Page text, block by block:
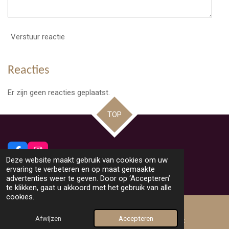
Deze website maakt gebruik van cookies om uw
ervaring te verbeteren en op maat gemaakte
advertenties weer te geven. Door op ‘Accepteren’
te klikken, gaat u akkoord met het gebruik van alle
cookies.
Afwijzen Accepteren
Verstuur reactie
Reacties
Er zijn geen reacties geplaatst.
TOP
a
c
e
b
o
n
s
t
a
a
© 2026 Beeldig Nieuws uit Lommel
Powered by JouwWeb
E-mailadres Facebook